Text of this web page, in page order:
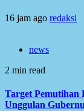
16 jam ago redaksi
news
2 min read
Target Pemutihan
Unggulan